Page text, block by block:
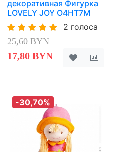
декоративная Фигурка
LOVELY JOY O4HT7M
2 голоса
25,60 BYN
17,80 BYN
-30,70%